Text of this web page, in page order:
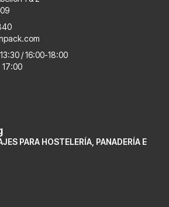
/ 16:00-18:00
17:00
PARA HOSTELERÍA, PANADERÍA E